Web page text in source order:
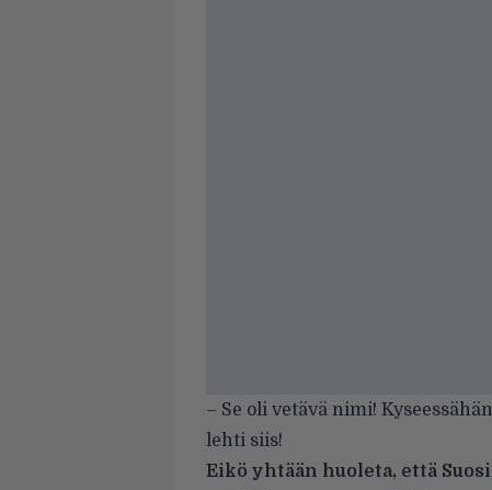
– Se oli vetävä nimi!
lehti siis!
Eikö yhtään huoleta, että